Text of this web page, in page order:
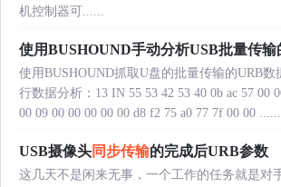
机控制器可......
使用BUSHOUND手动分析USB批量传输
使用BUSHOUND抓取U盘的批量传输的URB
行数据分析：13 IN 55 53 42 53 40 0b ac 57 00
00 09 00 00 00 00 00 d8 f2 75 a0 77 7f 00 00 ......
USB摄像头同步传输的完成后URB参数
这几天不是闲来无事，一个工作的任务就是对